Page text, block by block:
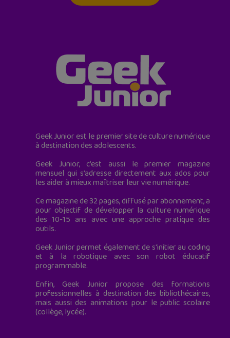
Geek Junior est le premier site de culture numérique
à destination des adolescents.
Geek Junior, c’est aussi le premier magazine
mensuel qui s’adresse directement aux ados pour
les aider à mieux maîtriser leur vie numérique.
Ce magazine de 32 pages, diffusé par abonnement, a
pour objectif de développer la culture numérique
des 10-15 ans avec une approche pratique des
outils.
Geek Junior permet également de s'initier au coding
et à la robotique avec son robot éducatif
programmable.
Enfin, Geek Junior propose des formations
professionnelles à destination des bibliothécaires,
mais aussi des animations pour le public scolaire
(collège, lycée).